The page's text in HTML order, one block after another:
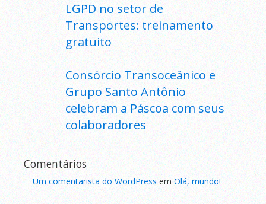
LGPD no setor de
Transportes: treinamento
gratuito
Consórcio Transoceânico e
Grupo Santo Antônio
celebram a Páscoa com seus
colaboradores
Comentários
Um comentarista do WordPress em Olá, mundo!